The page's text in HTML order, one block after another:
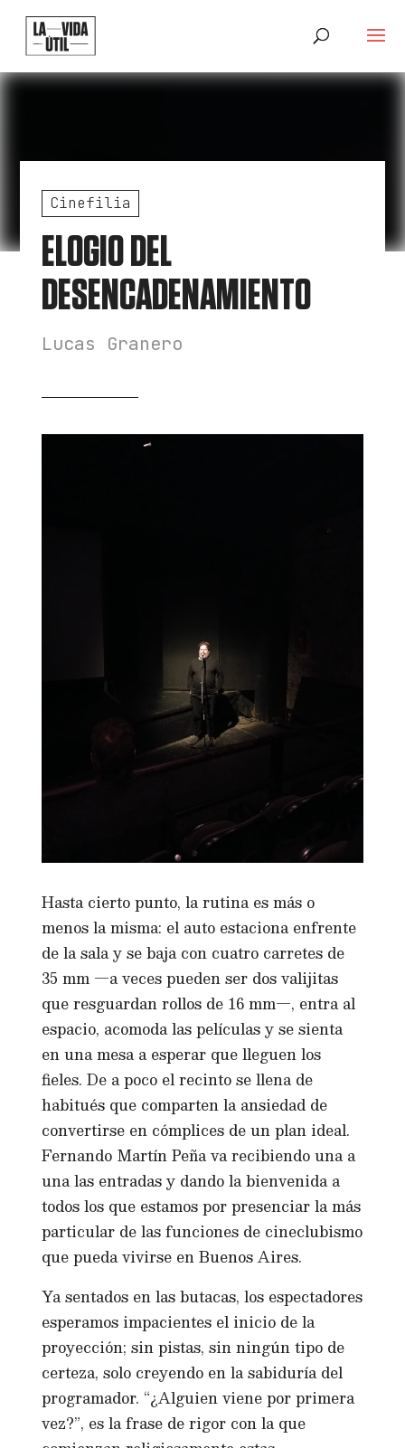
Cinefilia
ELOGIO DEL
DESENCADENAMIENTO
Lucas Granero
Hasta cierto punto, la rutina es más o
menos la misma: el auto estaciona enfrente
de la sala y se baja con cuatro carretes de
35 mm —a veces pueden ser dos valijitas
que resguardan rollos de 16 mm—, entra al
espacio, acomoda las películas y se sienta
en una mesa a esperar que lleguen los
fieles. De a poco el recinto se llena de
habitués que comparten la ansiedad de
convertirse en cómplices de un plan ideal.
Fernando Martín Peña va recibiendo una a
una las entradas y dando la bienvenida a
todos los que estamos por presenciar la más
particular de las funciones de cineclubismo
que pueda vivirse en Buenos Aires.
Ya sentados en las butacas, los espectadores
esperamos impacientes el inicio de la
proyección; sin pistas, sin ningún tipo de
certeza, solo creyendo en la sabiduría del
programador. “¿Alguien viene por primera
vez?”, es la frase de rigor con la que